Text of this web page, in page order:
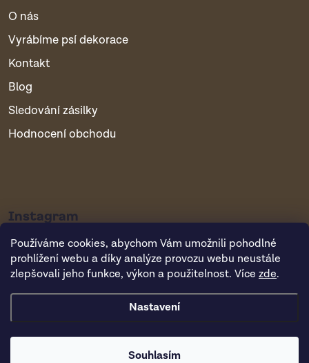
Používáme cookies, abychom Vám umožnili pohodlné
prohlížení webu a díky analýze provozu webu neustále
zlepšovali jeho funkce, výkon a použitelnost. Více zde.
Nastavení
Souhlasím
O nás
Vyrábíme psí dekorace
Kontakt
Blog
Sledování zásilky
Hodnocení obchodu
Instagram
Copyright 2026Vsepropejska.cz. Všechna práva vyhrazena.